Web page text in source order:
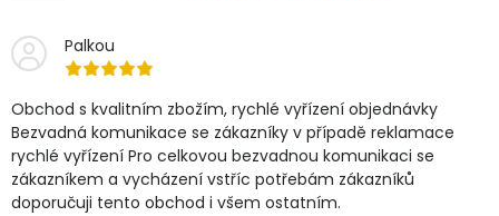
Palkou
Obchod s kvalitním zbožím, rychlé vyřízení objednávky
Bezvadná komunikace se zákazníky v případě reklamace
rychlé vyřízení Pro celkovou bezvadnou komunikaci se
zákazníkem a vycházení vstříc potřebám zákazníků
doporučuji tento obchod i všem ostatním.